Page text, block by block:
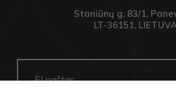
Staniūnų g. 83/1,
LT-36151,